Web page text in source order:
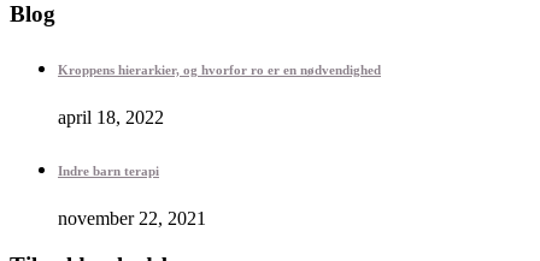
Blog
Kroppens hierarkier, og hvorfor ro er en nødvendighed
april 18, 2022
Indre barn terapi
november 22, 2021